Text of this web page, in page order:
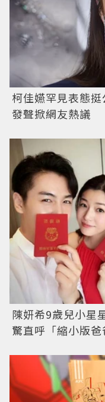
柯佳嬿罕見表態
發聲掀網友熱議
陳妍希9歲兒小星
驚直呼「縮小版爸